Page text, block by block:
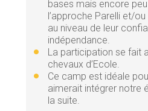
bases mais encore
l’approche Parelli et/
au niveau de leur
indépendance.
La participation se fait
chevaux d’Ecole.
Ce camp est idéale
aimerait intégrer notre
la suite.